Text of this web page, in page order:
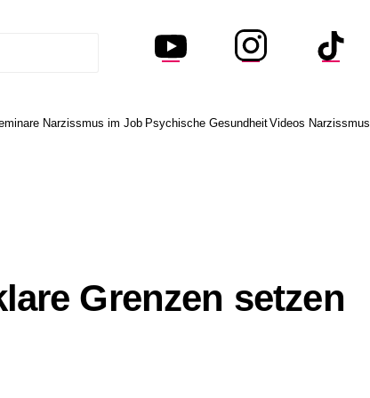
Narzissmus im Job Psychische GesundheitVideos Narzissmus
Grenzen setzen